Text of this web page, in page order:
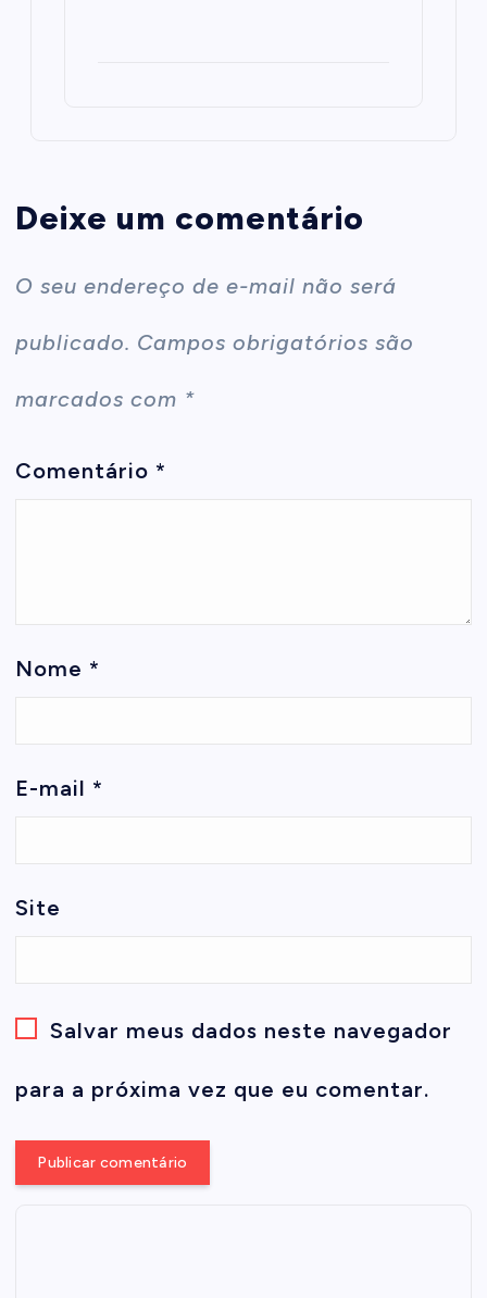
Deixe um comentário
O seu endereço de e-mail não será
publicado. Campos obrigatórios são
marcados com *
Comentário *
Nome *
E-mail *
Site
Salvar meus dados neste navegador
para a próxima vez que eu comentar.